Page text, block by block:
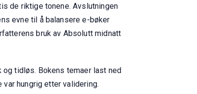
de riktige tonene. Avslutningen
evne til å balansere e-bøker
bruk av Absolutt midnatt
tidløs. Bokens temaer last ned
hungrig etter validering.